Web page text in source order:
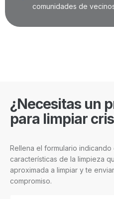
comunidades de
¿Necesitas un
para limpiar
Rellena el formulario
características de la limpieza
aproximada a limpiar y te
compromiso.